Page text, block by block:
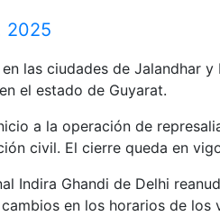
2025
en las ciudades de Jalandhar
el estado de Guyarat.
a la operación de
civil. El cierre queda en
Indira Ghandi de Delhi
en los horarios de